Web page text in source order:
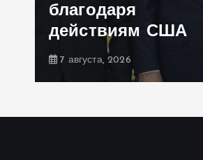
благодаря
действиям США
7 августа, 2026